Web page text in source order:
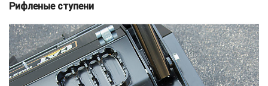
Рифленые ступени